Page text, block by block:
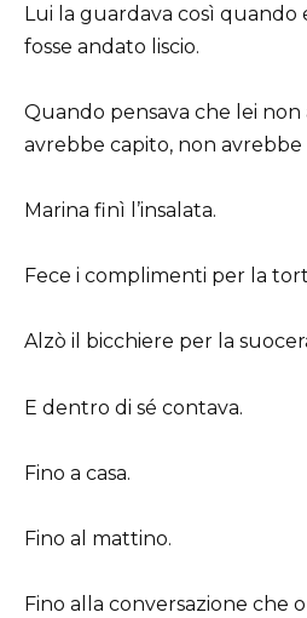
Lui la guardava così
fosse andato liscio.
Quando pensava che lei
avrebbe capito, non avrebbe
Marina finì l’insalata.
Fece i complimenti per la
Alzò il bicchiere per la
E dentro di sé contava.
Fino a casa.
Fino al mattino.
Fino alla conversazione che